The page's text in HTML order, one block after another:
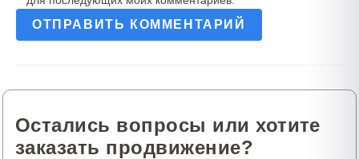
Остались вопросы или хотите
заказать продвижение?